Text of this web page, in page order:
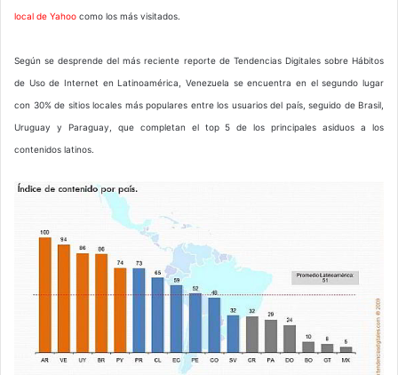
local de Yahoo como los más visitados.
Según se desprende del más reciente reporte de Tendencias Digitales sobre Hábitos
de Uso de Internet en Latinoamérica, Venezuela se encuentra en el segundo lugar
con 30% de sitios locales más populares entre los usuarios del país, seguido de Brasil,
Uruguay y Paraguay, que completan el top 5 de los principales asiduos a los
contenidos latinos.